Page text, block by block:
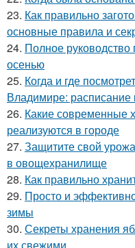
23. Как правильно
основные правила и
24. Полное руководство
осенью
25. Когда и где
Владимире: расписание
26. Какие современные
реализуются в городе
27. Защитите свой
в овощехранилище
28. Как правильно
29. Просто и
зимы
30. Секреты хранения